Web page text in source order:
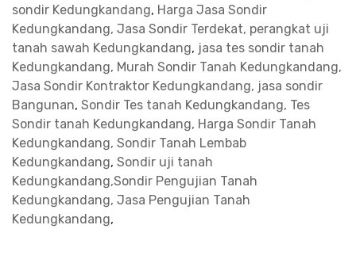
sondir Kedungkandang, Harga Jasa Sondir
Kedungkandang, Jasa Sondir Terdekat, perangkat uji
tanah sawah Kedungkandang, jasa tes sondir tanah
Kedungkandang, Murah Sondir Tanah Kedungkandang,
Jasa Sondir Kontraktor Kedungkandang, jasa sondir
Bangunan, Sondir Tes tanah Kedungkandang, Tes
Sondir tanah Kedungkandang, Harga Sondir Tanah
Kedungkandang, Sondir Tanah Lembab
Kedungkandang, Sondir uji tanah
Kedungkandang,Sondir Pengujian Tanah
Kedungkandang, Jasa Pengujian Tanah
Kedungkandang,